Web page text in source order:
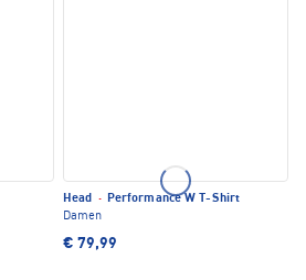
Head · Performance W T-Shirt
Damen
€ 79,99